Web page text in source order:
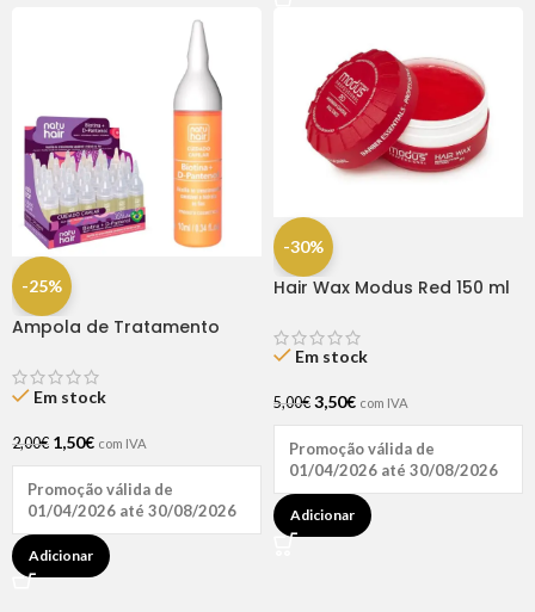
-25%
Ampola de Tratamento
Hair (1 UNIDADE)
Em stock
2,00€ 1,50€ com IVA
Promoção válida de
01/04/2026 até 30/08/2026
Adicionar
-30%
Hair Wax Modus Red 150 ml
Em stock
5,00€ 3,50€ com IVA
Promoção válida de
01/04/2026 até 30/08/2026
Adicionar